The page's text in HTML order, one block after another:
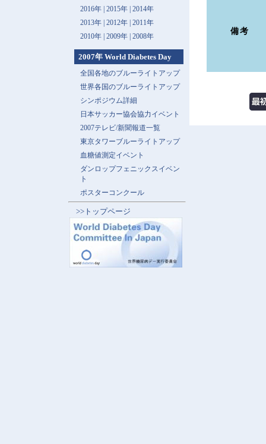
備考
2016年 | 2015年 | 2014年
2013年 | 2012年 | 2011年
2010年 | 2009年 | 2008年
2007年 World Diabetes Day
全国各地のブルーライトアップ
世界各国のブルーライトアップ
シンポジウム詳細
日本サッカー協会協力イベント
2007テレビ/新聞報道一覧
東京タワーブルーライトアップ
血糖値測定イベント
ダンロップフェニックスイベン
ト
ポスターコンクール
>>トップページ